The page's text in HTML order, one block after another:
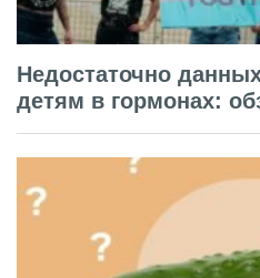
Недостаточно
детям в гормонах: